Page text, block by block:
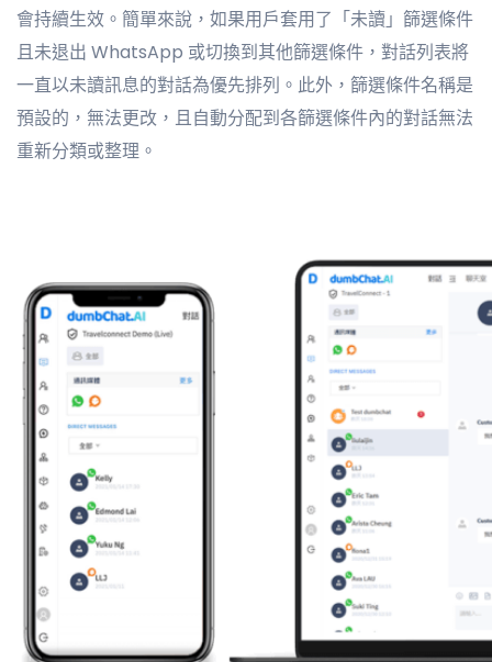
會持續生效。簡單來說，如果用戶套用了「未讀」篩選條件
且未退出 WhatsApp 或切換到其他篩選條件，對話列表將
一直以未讀訊息的對話為優先排列。 此外，篩選條件名稱是
預設的，無法更改，且自動分配到各篩選條件內的對話無法
重新分類或整理。